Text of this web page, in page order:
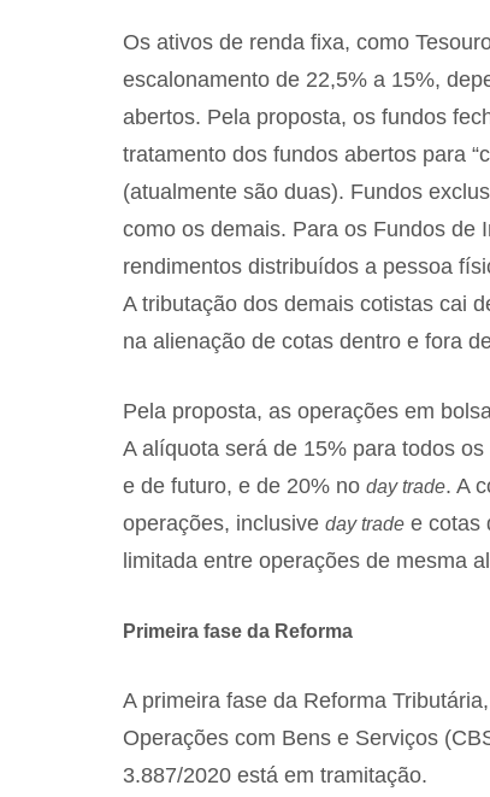
Os ativos de renda fixa, como
escalonamento de 22,5% a 15%,
abertos. Pela proposta, os fundos
tratamento dos fundos abertos para
(atualmente são duas). Fundos
como os demais. Para os Fundos de
rendimentos distribuídos a pessoa
A tributação dos demais cotistas cai
na alienação de cotas dentro e fora
Pela proposta, as operações em
A alíquota será de 15% para todos
e de futuro, e de 20% no day trade. A
operações, inclusive day trade e cotas
limitada entre operações de mesma
Primeira fase da Reforma
A primeira fase da Reforma
Operações com Bens e Serviços
3.887/2020 está em tramitação.